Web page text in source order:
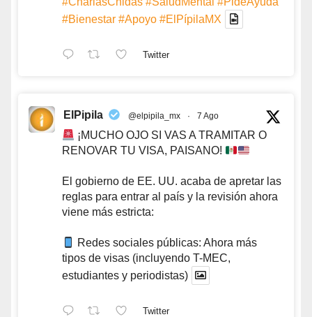
#Bienestar #Apoyo #ElPípilaMX
Twitter
ElPipila @elpipila_mx · 7 Ago
¡MUCHO OJO SI VAS A TRAMITAR O
RENOVAR TU VISA, PAISANO!
El gobierno de EE. UU. acaba de apretar las
reglas para entrar al país y la revisión ahora
viene más estricta:
Redes sociales públicas: Ahora más
tipos de visas (incluyendo T-MEC,
estudiantes y periodistas)
Twitter